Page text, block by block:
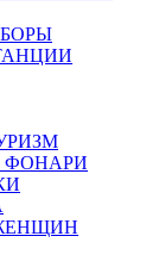
ФОНАРИ